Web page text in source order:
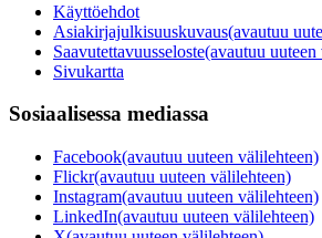
Käyttöehdot
Asiakirjajulkisuuskuvaus(avautuu
Saavutettavuusseloste(avautuu
Sivukartta
Sosiaalisessa mediassa
Facebook(avautuu uuteen välilehteen)
Flickr(avautuu uuteen välilehteen)
Instagram(avautuu uuteen välilehteen)
LinkedIn(avautuu uuteen välilehteen)